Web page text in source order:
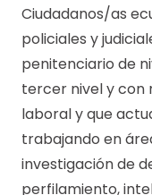
Ciudadanos/as
policiales y
penitenciario de
tercer nivel y con
laboral y que
trabajando en
investigación de
perfilamiento,